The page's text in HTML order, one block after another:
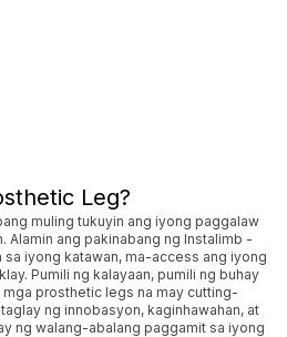
Leg?
muling tukuyin ang iyong paggalaw
Alamin ang pakinabang ng Instalimb -
iyong katawan, ma-access ang iyong
Pumili ng kalayaan, pumili ng buhay
prosthetic legs na may cutting-
ng innobasyon, kaginhawahan, at
ng walang-abalang paggamit sa iyong